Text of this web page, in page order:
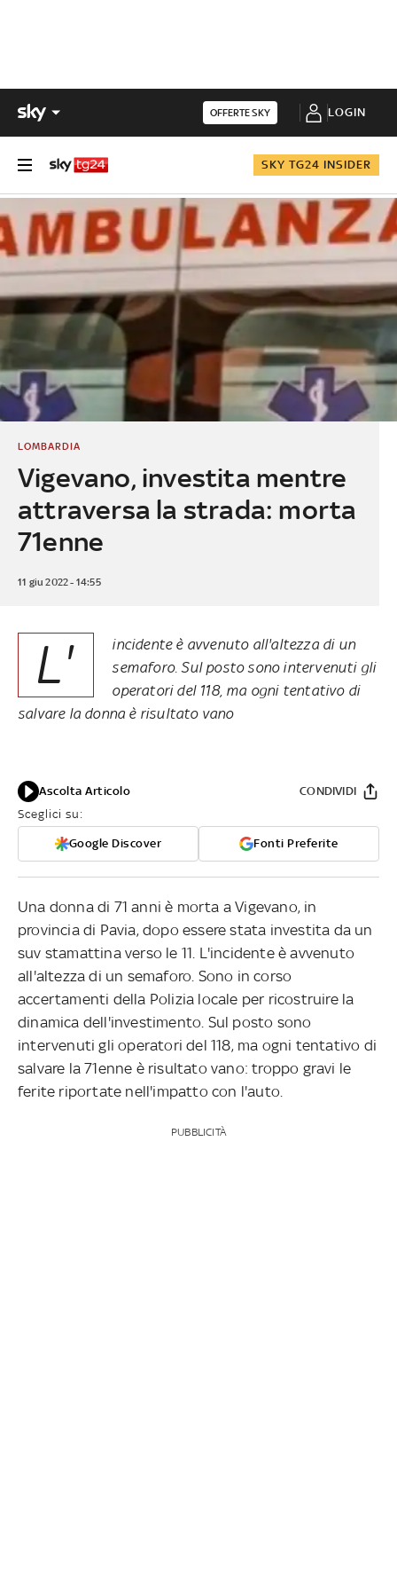
OFFERTE SKY LOGIN
SKY TG24 INSIDER
Vigevano, investita mentre
attraversa la strada: morta
71enne
LOMBARDIA
11 giu 2022 - 14:55
L'
incidente è avvenuto all'altezza di un
semaforo. Sul posto sono intervenuti gli
operatori del 118, ma ogni tentativo di
salvare la donna è risultato vano
Ascolta Articolo
Sceglici su:
Google Discover Fonti Preferite
CONDIVIDI
Una donna di 71 anni è morta a Vigevano, in
provincia di Pavia, dopo essere stata investita da un
suv stamattina verso le 11. L'incidente è avvenuto
all'altezza di un semaforo. Sono in corso
accertamenti della Polizia locale per ricostruire la
dinamica dell'investimento. Sul posto sono
intervenuti gli operatori del 118, ma ogni tentativo di
salvare la 71enne è risultato vano: troppo gravi le
ferite riportate nell'impatto con l'auto.
PUBBLICITÀ